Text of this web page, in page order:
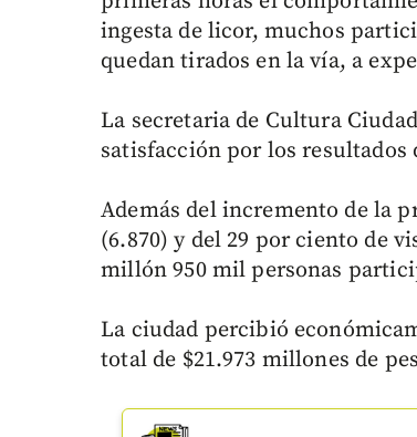
ingesta de licor, muchos
quedan tirados en la vía, a
La secretaria de Cultura
satisfacción por los resultados
Además del incremento de la
(6.870) y del 29 por ciento de
millón 950 mil personas
La ciudad percibió
total de $21.973 millones de